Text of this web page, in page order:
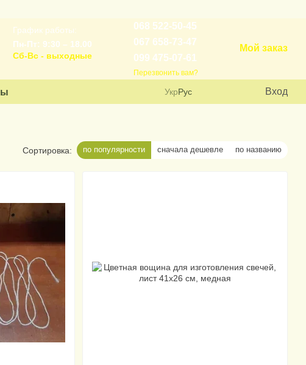
График работы:
Пн-Пт: 9:30 – 18.00
Сб-Вс - выходные
068 522-50-45
067 658-73-47
099 475-07-61
Перезвонить вам?
Мой заказ
УкрРус Вход
Сортировка: по популярности сначала дешевле по названию